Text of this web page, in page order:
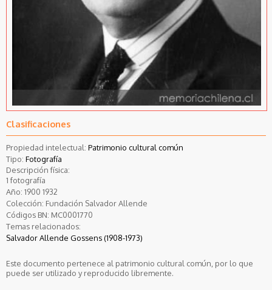
Clasificaciones
Propiedad intelectual: Patrimonio cultural común
Tipo: Fotografía
Descripción física:
1 fotografía
Año: 1900 1932
Colección: Fundación Salvador Allende
Códigos BN: MC0001770
Temas relacionados:
Salvador Allende Gossens (1908-1973)
Este documento pertenece al patrimonio cultural común, por lo que
puede ser utilizado y reproducido libremente.